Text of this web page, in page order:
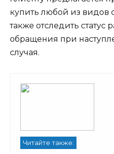
купить любой из видов
также отследить статус
обращения при
случая.
Читайте также: